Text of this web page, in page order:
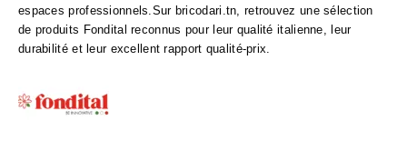
espaces professionnels.Sur bricodari.tn, retrouvez une sélection
de produits Fondital reconnus pour leur qualité italienne, leur
durabilité et leur excellent rapport qualité-prix.